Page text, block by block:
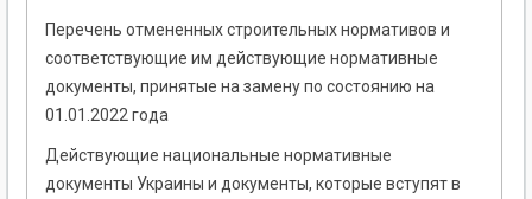
Перечень отмененных строительных нормативов и
соответствующие им действующие нормативные
документы, принятые на замену по состоянию на
01.01.2022 года
Действующие национальные нормативные
документы Украины и документы, которые вступят в